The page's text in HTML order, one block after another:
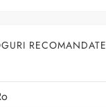
RECOMANDATE